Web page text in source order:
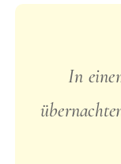
In